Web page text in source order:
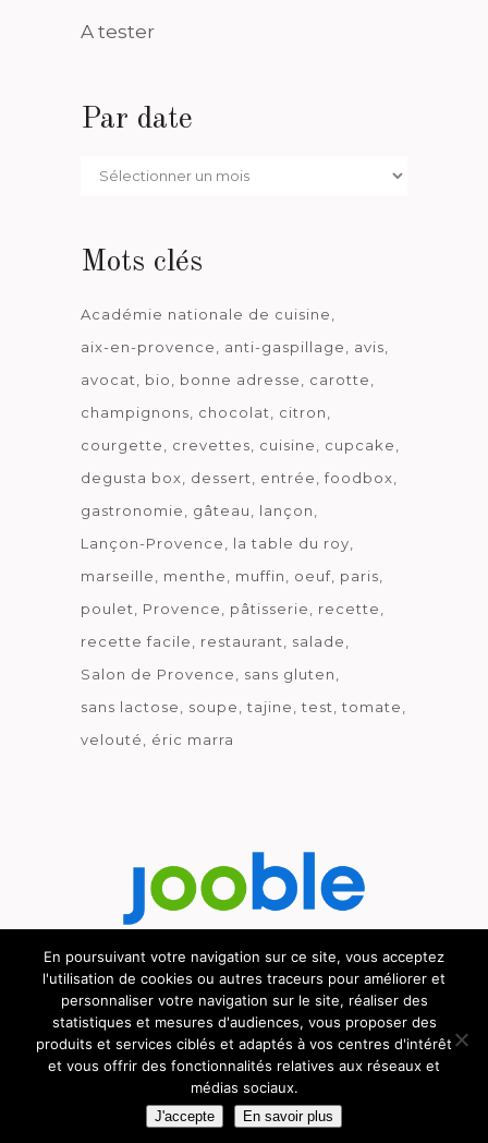
A tester
Par date
Par
Mots clés
Académie nationale de cuisine
aix-en-provence
anti-gaspillage
avis
avocat
bio bonne adresse
carotte
champignons
chocolat
citron
courgette
crevettes cuisine
cupcake
degusta box
dessert entrée
foodbox
gastronomie
gâteau
lançon
Lançon-Provence
la table du roy
marseille
menthe muffin oeuf paris
poulet
Provence pâtisserie
recette
recette facile
restaurant
salade
Salon de Provence
sans gluten
sans lactose
soupe tajine test
tomate
velouté
éric marra
Découvrez le métier de la cuisine.
© GOURMICOM 2019 - 2026 - HÉBERGÉ CHEZ
CYBSYN-MENTIONS LÉGALES-
En poursuivant votre navigation sur ce site, vous acceptez
l'utilisation de cookies ou autres traceurs pour améliorer et
personnaliser votre navigation sur le site, réaliser des
statistiques et mesures d'audiences, vous proposer des
produits et services ciblés et adaptés à vos centres d'intérêt
et vous offrir des fonctionnalités relatives aux réseaux et
médias sociaux.
J'accepte En savoir plus